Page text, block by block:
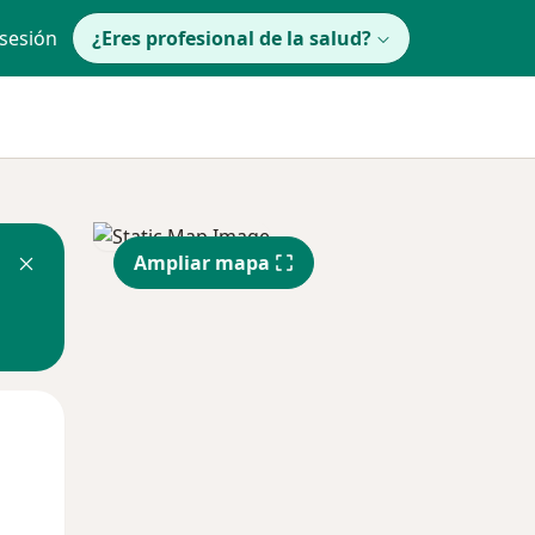
¿Eres profesional de la salud?
Ampliar mapa